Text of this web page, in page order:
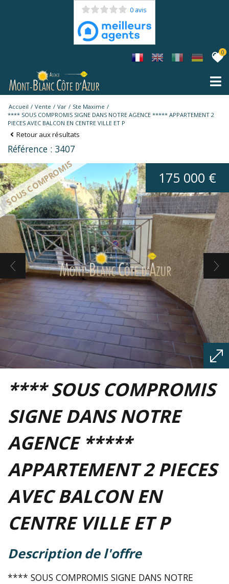
0 avis
0
Accueil Vente Var
Ste Maxime
**** SOUS COMPROMIS SIGNE DANS NOTRE AGENCE ***** APPARTEMENT 2
PIECES AVEC BALCON EN CENTRE VILLE ET P
Retour aux résultats
Référence : 3407
SOUS COMPROMIS 175 000 €
**** SOUS COMPROMIS
SIGNE DANS NOTRE
AGENCE *****
APPARTEMENT 2 PIECES
AVEC BALCON EN
CENTRE VILLE ET P
description de l'offre
**** SOUS COMPROMIS SIGNE DANS NOTRE